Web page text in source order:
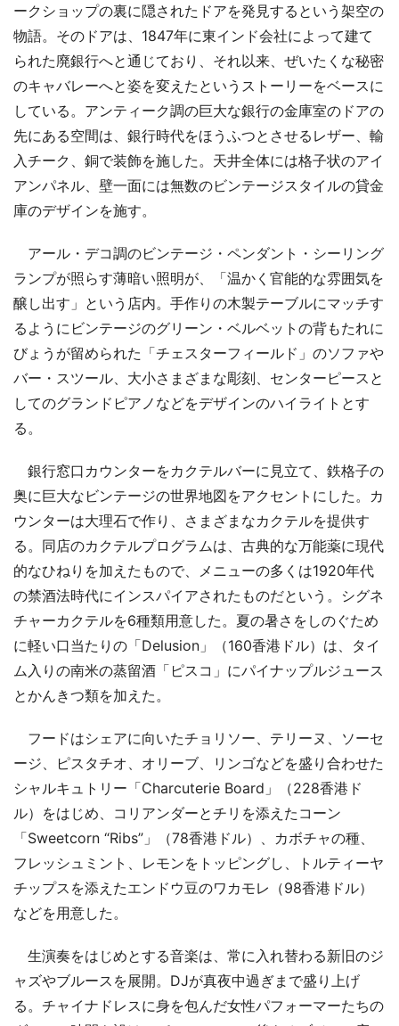
ークショップの裏に隠されたドアを発見するという架空の
物語。そのドアは、1847年に東インド会社によって建て
られた廃銀行へと通じており、それ以来、ぜいたくな秘密
のキャバレーへと姿を変えたというストーリーをベースに
している。アンティーク調の巨大な銀行の金庫室のドアの
先にある空間は、銀行時代をほうふつとさせるレザー、輸
入チーク、銅で装飾を施した。天井全体には格子状のアイ
アンパネル、壁一面には無数のビンテージスタイルの貸金
庫のデザインを施す。
アール・デコ調のビンテージ・ペンダント・シーリング
ランプが照らす薄暗い照明が、「温かく官能的な雰囲気を
醸し出す」という店内。手作りの木製テーブルにマッチす
るようにビンテージのグリーン・ベルベットの背もたれに
びょうが留められた「チェスターフィールド」のソファや
バー・スツール、大小さまざまな彫刻、センターピースと
してのグランドピアノなどをデザインのハイライトとす
る。
銀行窓口カウンターをカクテルバーに見立て、鉄格子の
奥に巨大なビンテージの世界地図をアクセントにした。カ
ウンターは大理石で作り、さまざまなカクテルを提供す
る。同店のカクテルプログラムは、古典的な万能薬に現代
的なひねりを加えたもので、メニューの多くは1920年代
の禁酒法時代にインスパイアされたものだという。シグネ
チャーカクテルを6種類用意した。夏の暑さをしのぐため
に軽い口当たりの「Delusion」（160香港ドル）は、タイ
ム入りの南米の蒸留酒「ピスコ」にパイナップルジュース
とかんきつ類を加えた。
フードはシェアに向いたチョリソー、テリーヌ、ソーセ
ージ、ピスタチオ、オリーブ、リンゴなどを盛り合わせた
シャルキュトリー「Charcuterie Board」（228香港ド
ル）をはじめ、コリアンダーとチリを添えたコーン
「Sweetcorn “Ribs”」（78香港ドル）、カボチャの種、
フレッシュミント、レモンをトッピングし、トルティーヤ
チップスを添えたエンドウ豆のワカモレ（98香港ドル）
などを用意した。
生演奏をはじめとする音楽は、常に入れ替わる新旧のジ
ャズやブルースを展開。DJが真夜中過ぎまで盛り上げ
る。チャイナドレスに身を包んだ女性パフォーマーたちの